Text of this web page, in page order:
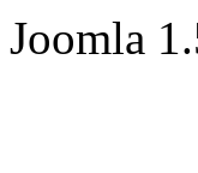
Joomla